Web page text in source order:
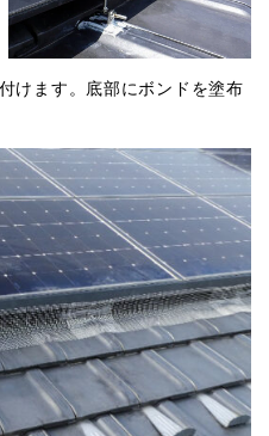
けます。底部にボンドを塗布